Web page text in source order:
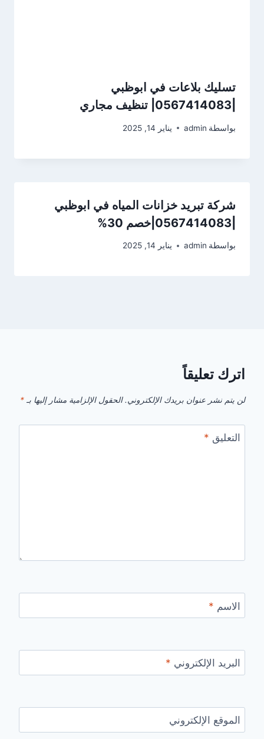
تسليك بلاعات في ابوظبي
بواسطة admin يناير 14, 2025
شركة تبريد خزانات المياه في ابوظبي
بواسطة admin يناير 14, 2025
اترك تعليقاً
لن يتم نشر عنوان بريدك الإلكتروني. الحقول الإلزامية مشار إليها بـ *
التعليق *
الاسم *
البريد الإلكتروني *
الموقع الإلكتروني